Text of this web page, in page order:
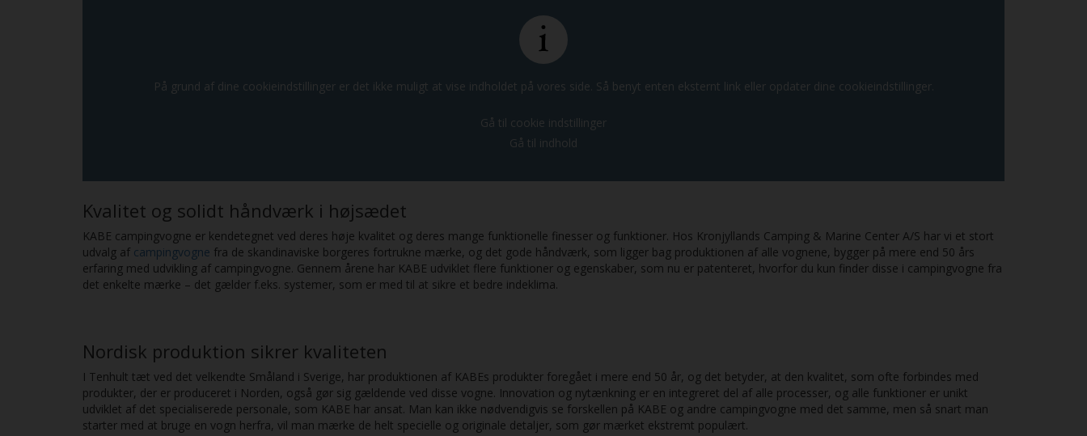
På grund af dine cookieindstillinger er det ikke muligt at vise indholdet på vores side. Så benyt enten eksternt link eller opdater dine cookieindstillinger.
Gå til cookie indstillinger
Gå til indhold
Kvalitet og solidt håndværk i højsædet
KABE campingvogne er kendetegnet ved deres høje kvalitet og deres mange funktionelle finesser og funktioner. Hos Kronjyllands Camping & Marine Center A/S har vi et stort
udvalg af campingvogne fra de skandinaviske borgeres fortrukne mærke, og det gode håndværk, som ligger bag produktionen af alle vognene, bygger på mere end 50 års
erfaring med udvikling af campingvogne. Gennem årene har KABE udviklet flere funktioner og egenskaber, som nu er patenteret, hvorfor du kun finder disse i campingvogne fra
det enkelte mærke – det gælder f.eks. systemer, som er med til at sikre et bedre indeklima.
Nordisk produktion sikrer kvaliteten
I Tenhult tæt ved det velkendte Småland i Sverige, har produktionen af KABEs produkter foregået i mere end 50 år, og det betyder, at den kvalitet, som ofte forbindes med
produkter, der er produceret i Norden, også gør sig gældende ved disse vogne. Innovation og nytænkning er en integreret del af alle processer, og alle funktioner er unikt
udviklet af det specialiserede personale, som KABE har ansat. Man kan ikke nødvendigvis se forskellen på KABE og andre campingvogne med det samme, men så snart man
starter med at bruge en vogn herfra, vil man mærke de helt specielle og originale detaljer, som gør mærket ekstremt populært.